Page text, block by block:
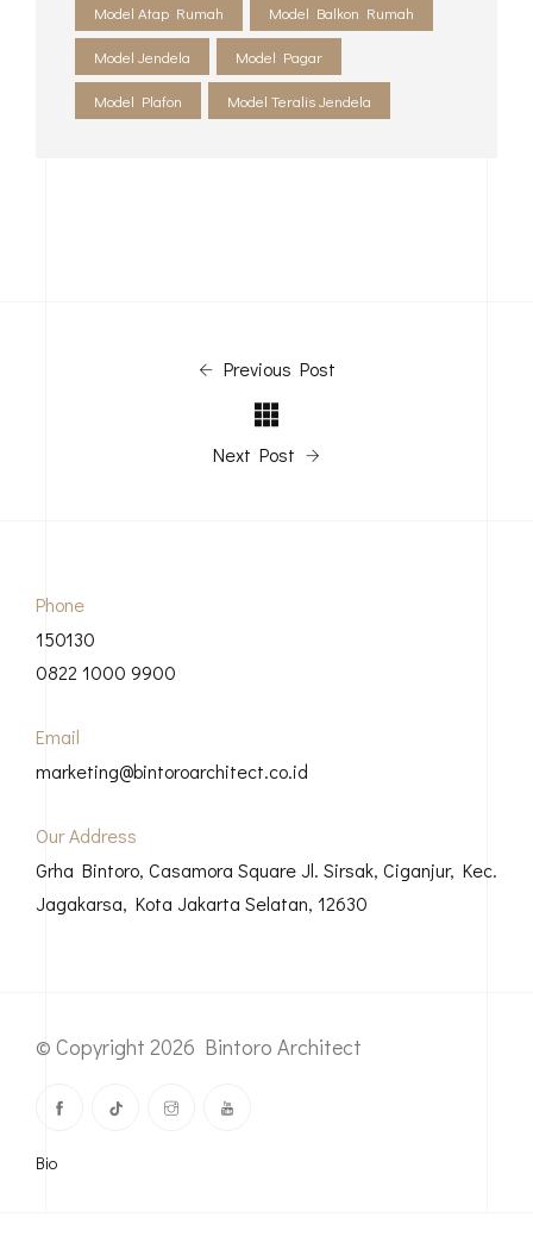
Model Atap Rumah Model Balkon Rumah
Model Jendela Model Pagar
Model Plafon Model Teralis Jendela
Previous Post
Next Post
Phone
150130
0822 1000 9900
Email
marketing@bintoroarchitect.co.id
Our Address
Grha Bintoro, Casamora Square Jl. Sirsak, Ciganjur, Kec.
Jagakarsa, Kota Jakarta Selatan, 12630
© Copyright 2026 Bintoro Architect
Bio